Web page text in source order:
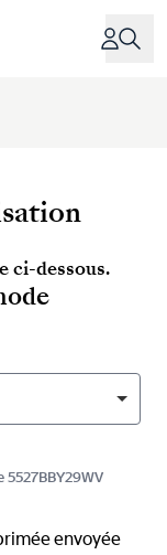
ci-dessous.
envoyée